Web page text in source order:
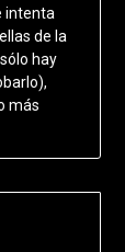
intenta
de la
hay
más